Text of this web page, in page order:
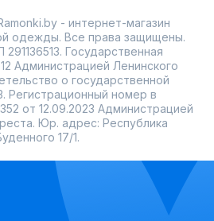
- интернет-магазин
одежды. Все права защищены.
Государственная
Администрацией Ленинского
о государственной
Регистрационный номер в
от 12.09.2023 Администрацией
Юр. адрес: Республика
17/1.